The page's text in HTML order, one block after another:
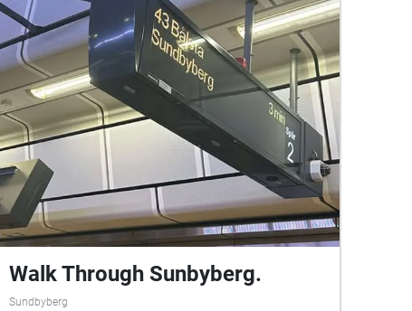
Walk Through Sunbyberg.
Sundbyberg